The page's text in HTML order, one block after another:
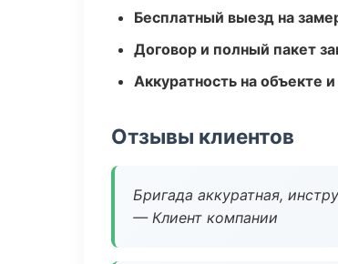
Бесплатный выезд на
Договор и полный пакет
Аккуратность на объекте
Отзывы клиентов
Бригада аккуратная,
— Клиент компании